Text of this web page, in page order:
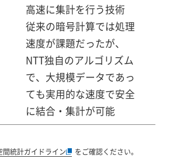
高速に集計を行う技術
従来の暗号計算では処理
速度が課題だったが、
NTT独自のアルゴリズム
で、大規模データであっ
ても実用的な速度で安全
に結合・集計が可能
間統計ガイドライン をご確認ください。